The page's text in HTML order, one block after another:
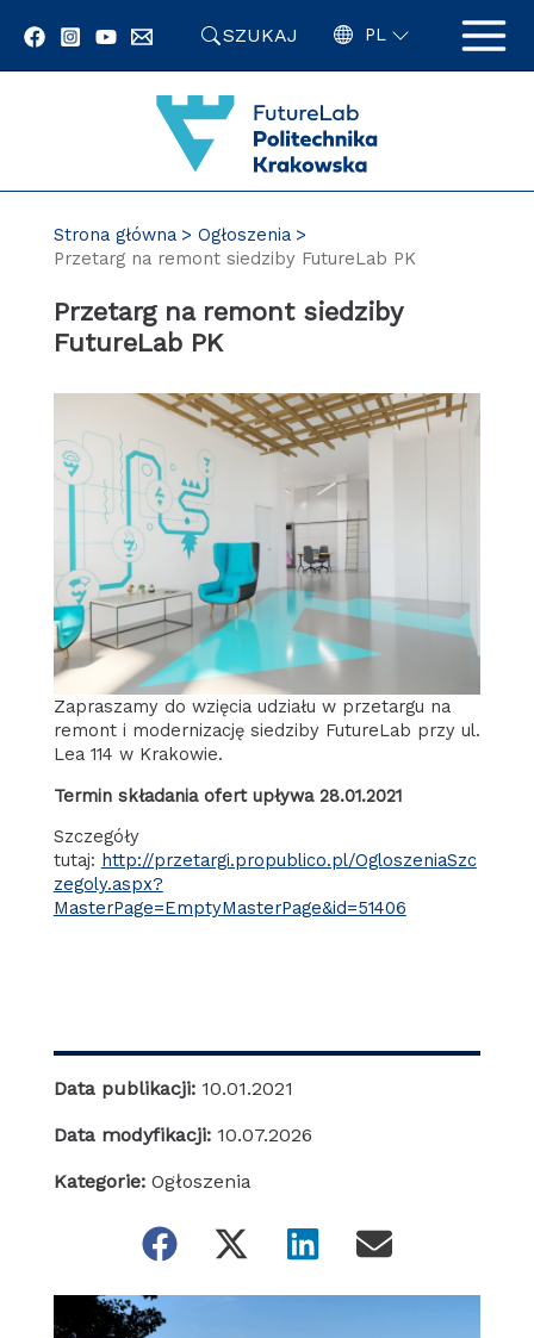
SZUKAJ PL
Strona główna
Ogłoszenia
Przetarg na remont siedziby FutureLab PK
Przetarg na remont siedziby
FutureLab PK
Zapraszamy do wzięcia udziału w przetargu na
remont i modernizację siedziby FutureLab przy ul.
Lea 114 w Krakowie.
Termin składania ofert upływa 28.01.2021
Szczegóły
tutaj: http://przetargi.propublico.pl/OgloszeniaSzc
zegoly.aspx?
MasterPage=EmptyMasterPage&id=51406
Data publikacji: 10.01.2021
Data modyfikacji: 10.07.2026
Kategorie: Ogłoszenia